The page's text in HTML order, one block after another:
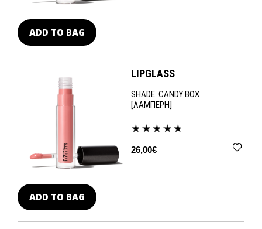
ADD TO BAG
LIPGLASS
SHADE: CANDY BOX
[ΛΑΜΠΕΡΗ]
26,00€
ADD TO BAG